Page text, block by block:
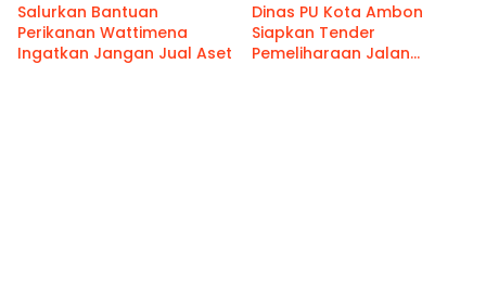
Salurkan Bantuan
Perikanan Wattimena
Ingatkan Jangan Jual Aset
Dinas PU Kota Ambon
Siapkan Tender
Pemeliharaan Jalan